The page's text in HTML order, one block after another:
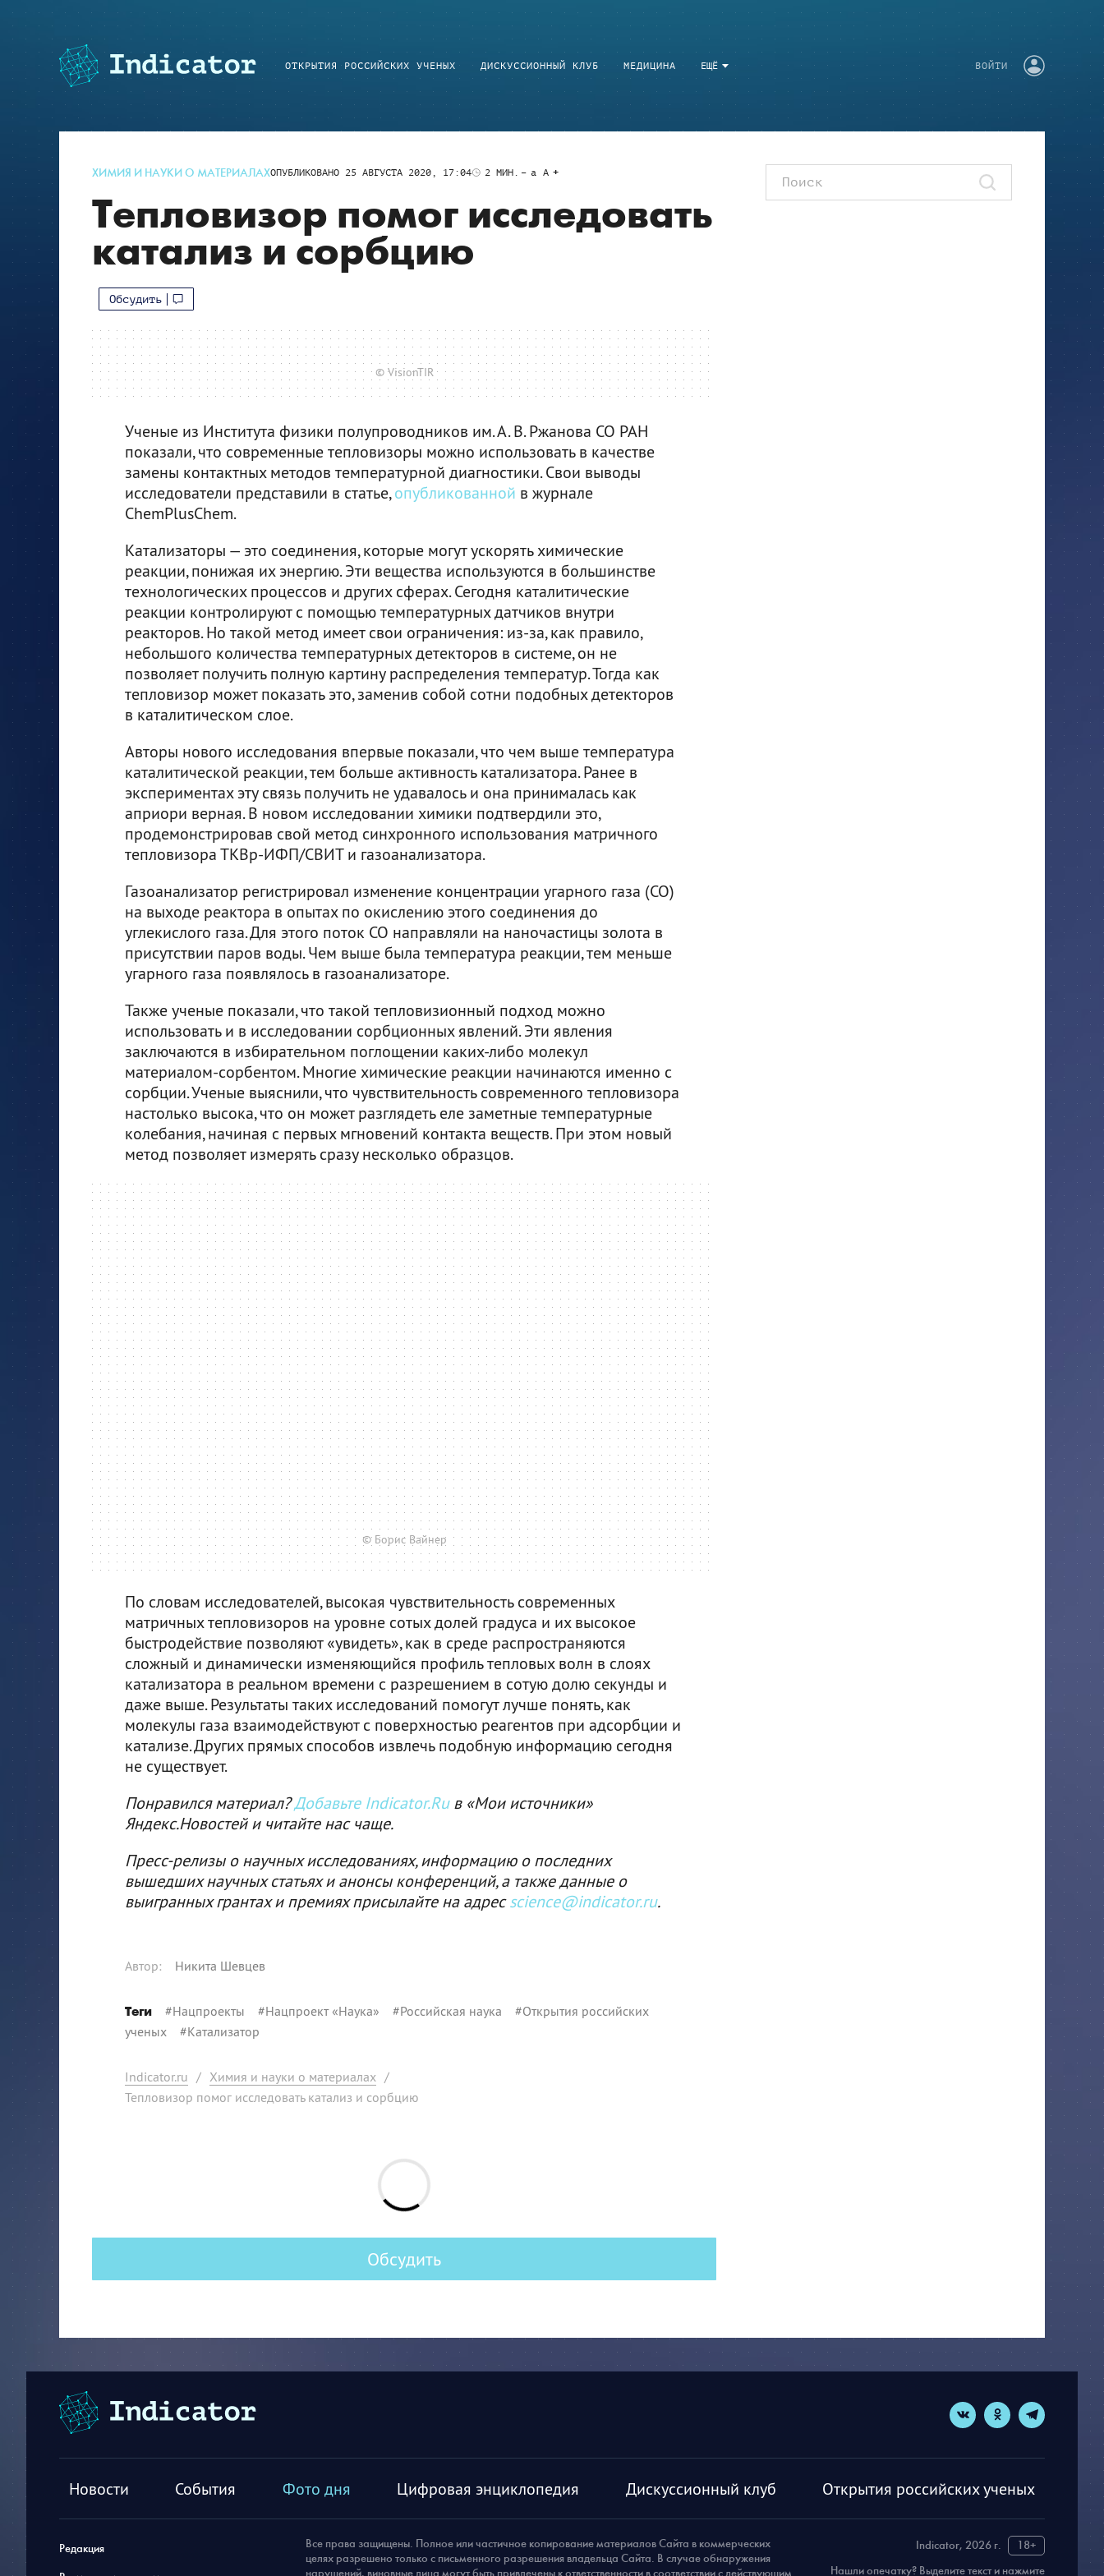
ЕЩЁ
ОТКРЫТИЯ РОССИЙСКИХ УЧЕНЫХ ДИСКУССИОННЫЙ КЛУБ МЕДИЦИНА ВОЙТИ
ХИМИЯ И НАУКИ О МАТЕРИАЛАХОПУБЛИКОВАНО 25 АВГУСТА 2020, 17:04 2 МИН. a A
Тепловизор помог исследовать
катализ и сорбцию
Обсудить
© VisionTIR
Ученые из Института физики полупроводников им. А. В. Ржанова СО РАН
показали, что современные тепловизоры можно использовать в качестве
замены контактных методов температурной диагностики. Свои выводы
исследователи представили в статье,опубликованной в журнале
ChemPlusChem.
Катализаторы — это соединения, которые могут ускорять химические
реакции, понижая их энергию. Эти вещества используются в большинстве
технологических процессов и других сферах. Сегодня каталитические
реакции контролируют с помощью температурных датчиков внутри
реакторов. Но такой метод имеет свои ограничения: из-за, как правило,
небольшого количества температурных детекторов в системе, он не
позволяет получить полную картину распределения температур. Тогда как
тепловизор может показать это, заменив собой сотни подобных детекторов
в каталитическом слое.
Авторы нового исследования впервые показали, что чем выше температура
каталитической реакции, тем больше активность катализатора. Ранее в
экспериментах эту связь получить не удавалось и она принималась как
априори верная. В новом исследовании химики подтвердили это,
продемонстрировав свой метод синхронного использования матричного
тепловизора ТКВр-ИФП/СВИТ и газоанализатора.
Газоанализатор регистрировал изменение концентрации угарного газа (CO)
на выходе реактора в опытах по окислению этого соединения до
углекислого газа. Для этого поток CO направляли на наночастицы золота в
присутствии паров воды. Чем выше была температура реакции, тем меньше
угарного газа появлялось в газоанализаторе.
Также ученые показали, что такой тепловизионный подход можно
использовать и в исследовании сорбционных явлений. Эти явления
заключаются в избирательном поглощении каких-либо молекул
материалом-сорбентом. Многие химические реакции начинаются именно с
сорбции. Ученые выяснили, что чувствительность современного тепловизора
настолько высока, что он может разглядеть еле заметные температурные
колебания, начиная с первых мгновений контакта веществ. При этом новый
метод позволяет измерять сразу несколько образцов.
© Борис Вайнер
По словам исследователей, высокая чувствительность современных
матричных тепловизоров на уровне сотых долей градуса и их высокое
быстродействие позволяют «увидеть», как в среде распространяются
сложный и динамически изменяющийся профиль тепловых волн в слоях
катализатора в реальном времени с разрешением в сотую долю секунды и
даже выше. Результаты таких исследований помогут лучше понять, как
молекулы газа взаимодействуют с поверхностью реагентов при адсорбции и
катализе. Других прямых способов извлечь подобную информацию сегодня
не существует.
Понравился материал?Добавьте Indicator.Ruв «Мои источники»
Яндекс.Новостей и читайте нас чаще.
Пресс-релизы о научных исследованиях, информацию о последних
вышедших научных статьях и анонсы конференций, а также данные о
выигранных грантах и премиях присылайте на адресscience@indicator.ru.
Автор: Никита Шевцев
Теги #Нацпроекты #Нацпроект «Наука» #Российская наука #Открытия российских
ученых #Катализатор
Indicator.ru / Химия и науки о материалах /
Тепловизор помог исследовать катализ и сорбцию
Обсудить
Новости События Фото дня Цифровая энциклопедия Дискуссионный клуб Открытия российских ученых
Редакция Indicator, 2026 г.
18+
Нашли опечатку? Выделите текст и нажмите
Все права защищены. Полное или частичное копирование материалов Сайта в коммерческих
целях разрешено только с письменного разрешения владельца Сайта. В случае обнаружения
нарушений, виновные лица могут быть привлечены к ответственности в соответствии с действующим